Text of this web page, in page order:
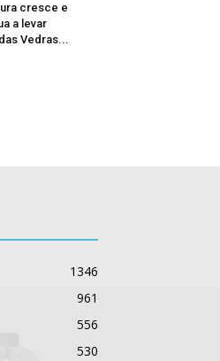
cresce e
a levar
Vedras...
1346
961
556
530